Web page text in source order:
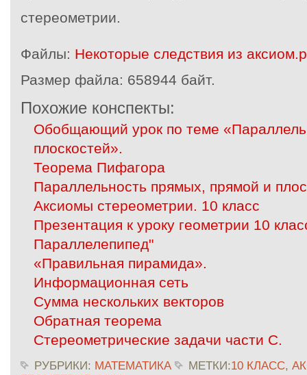
стереометрии.
Файлы: Некоторые следствия из
Размер файла: 658944 байт.
Похожие конспекты:
Обобщающий урок по теме
плоскостей».
Теорема Пифагора
Параллельность прямых, прямой и
Аксиомы стереометрии. 10 класс
Презентация к уроку геометрии 10
Параллелепипед"
«Правильная пирамида».
Информационная сеть
Сумма нескольких векторов
Обратная теорема
Стереометрические задачи части С.
РУБРИКИ: МАТЕМАТИКА МЕТКИ:10 КЛАСС,